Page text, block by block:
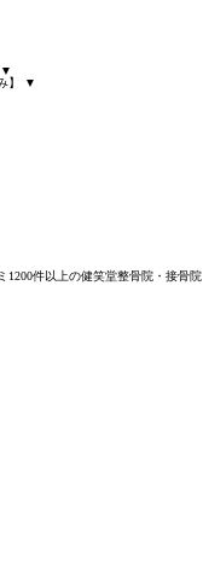
▼
】
▼
1200件以上の健笑堂整骨院・接骨院